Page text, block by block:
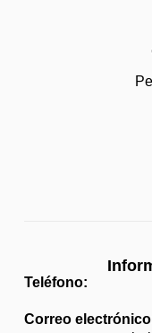
Teléfono:
Correo